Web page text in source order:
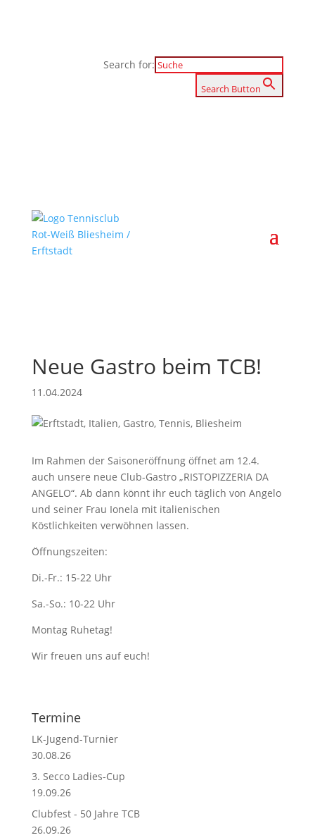
Search for:
Search Button
Neue Gastro beim TCB!
11.04.2024
Im Rahmen der Saisoneröffnung öffnet am 12.4.
auch unsere neue Club-Gastro „RISTOPIZZERIA DA
ANGELO“. Ab dann könnt ihr euch täglich von Angelo
und seiner Frau Ionela mit italienischen
Köstlichkeiten verwöhnen lassen.
Öffnungszeiten:
Di.-Fr.: 15-22 Uhr
Sa.-So.: 10-22 Uhr
Montag Ruhetag!
Wir freuen uns auf euch!
Termine
LK-Jugend-Turnier
30.08.26
3. Secco Ladies-Cup
19.09.26
Clubfest - 50 Jahre TCB
26.09.26